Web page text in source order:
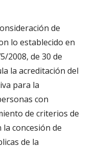
de
lo establecido en
2008, de 30 de
la acreditación del
para la
con
de criterios de
concesión de
de la